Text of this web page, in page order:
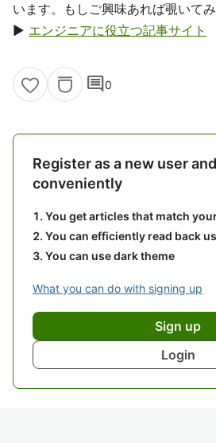
います。もしご興味あれば覗いてみ
▶ エンジニアに役立つ記事サイト
comment0
Register as a new user
conveniently
You get articles that match
You can efficiently read back
You can use dark theme
What you can do with signing up
Sign up
Login